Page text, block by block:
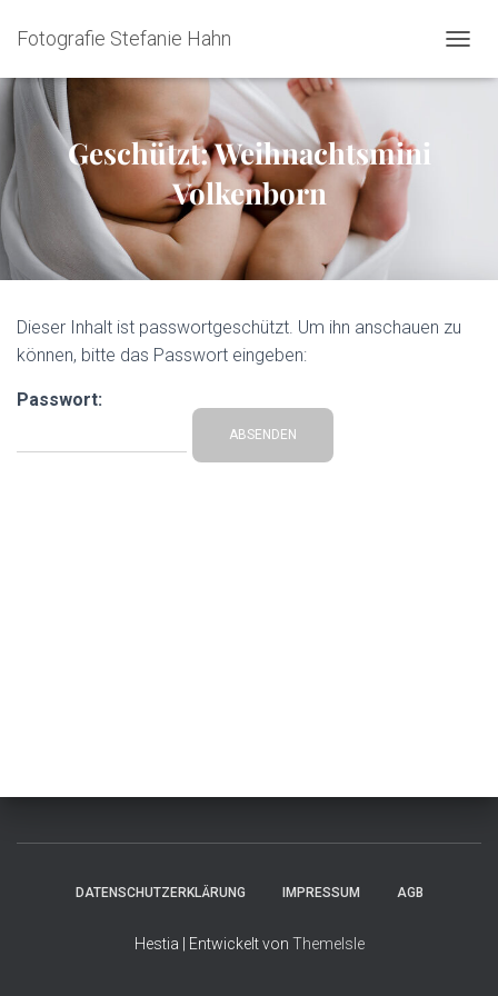
Fotografie Stefanie Hahn
Geschützt: Weihnachtsmini
Volkenborn
Dieser Inhalt ist passwortgeschützt. Um ihn anschauen zu
können, bitte das Passwort eingeben:
Passwort:
DATENSCHUTZERKLÄRUNG IMPRESSUM AGB
Hestia | Entwickelt von ThemeIsle